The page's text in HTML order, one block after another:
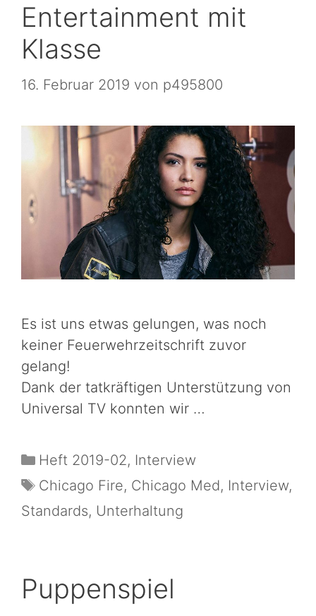
Entertainment mit
Klasse
16. Februar 2019 von p495800
Es ist uns etwas gelungen, was noch
keiner Feuerwehrzeitschrift zuvor
gelang!
Dank der tatkräftigen Unterstützung von
Universal TV konnten wir …
Heft 2019-02, Interview
Chicago Fire, Chicago Med, Interview,
Standards, Unterhaltung
Puppenspiel